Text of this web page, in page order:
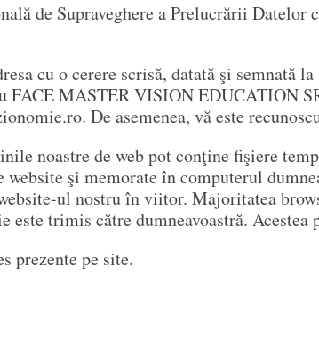
de Supraveghere a Prelucrării Datelor
cu o cerere scrisă, datată şi semnată
MASTER VISION EDUCATION
De asemenea, vă este
noastre de web pot conţine fişiere
şi memorate în computerul
ul nostru în viitor. Majoritatea
este trimis către dumneavoastră.
prezente pe site.